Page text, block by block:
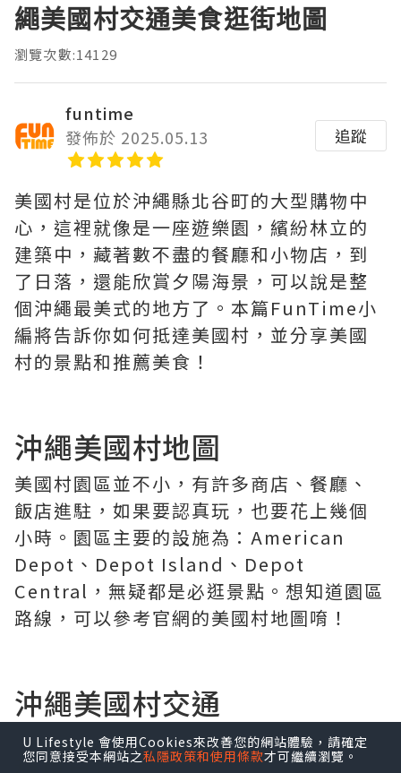
繩美國村交通美食逛街地圖
瀏覽次數:14129
funtime
發佈於 2025.05.13
追蹤
美國村是位於沖繩縣北谷町的大型購物中
心，這裡就像是一座遊樂園，繽紛林立的
建築中，藏著數不盡的餐廳和小物店，到
了日落，還能欣賞夕陽海景，可以說是整
個沖繩最美式的地方了。本篇FunTime小
編將告訴你如何抵達美國村，並分享美國
村的景點和推薦美食！
沖繩美國村地圖
美國村園區並不小，有許多商店、餐廳、
飯店進駐，如果要認真玩，也要花上幾個
小時。園區主要的設施為：American
Depot、Depot Island、Depot
Central，無疑都是必逛景點。想知道園區
路線，可以參考官網的美國村地圖唷！
沖繩美國村交通
U Lifestyle 會使用Cookies來改善您的網站體驗，請確定
您同意接受本網站之私隱政策和使用條款才可繼續瀏覽。